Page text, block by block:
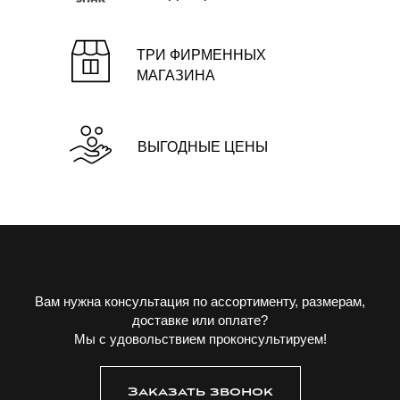
ТРИ ФИРМЕННЫХ
МАГАЗИНА
ВЫГОДНЫЕ ЦЕНЫ
Вам нужна консультация по ассортименту, размерам,
доставке или оплате?
Мы с удовольствием проконсультируем!
Заказать звонок